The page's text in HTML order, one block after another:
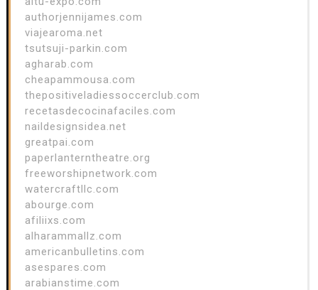
authorjennijames.com
viajearoma.net
tsutsuji-parkin.com
agharab.com
cheapammousa.com
thepositiveladiessoccerclub.com
recetasdecocinafaciles.com
naildesignsidea.net
greatpai.com
paperlanterntheatre.org
freeworshipnetwork.com
watercraftllc.com
abourge.com
afiliixs.com
alharammallz.com
americanbulletins.com
asespares.com
arabianstime.com